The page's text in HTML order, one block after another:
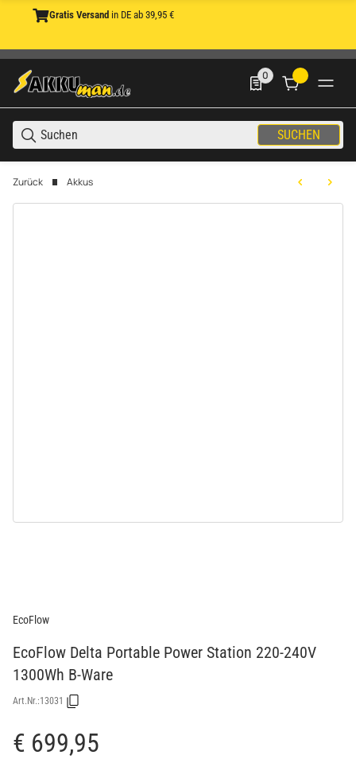
Gratis Versand in DE ab 39,95 €
SUCHEN
0
0 Produkte in der
Zurück Akkus
EcoFlow
EcoFlow Delta Portable Power Station 220-240V
1300Wh B-Ware
Art.Nr.:13031
€ 699,95